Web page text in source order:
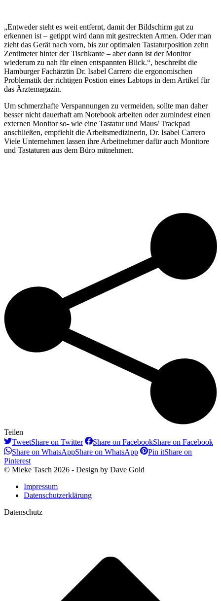
„Entweder steht es weit entfernt, damit der Bildschirm gut zu
erkennen ist – getippt wird dann mit gestreckten Armen. Oder man
zieht das Gerät nach vorn, bis zur optimalen Tastaturposition zehn
Zentimeter hinter der Tischkante – aber dann ist der Monitor
wiederum zu nah für einen entspannten Blick.“, beschreibt die
Hamburger Fachärztin Dr. Isabel Carrero die ergonomischen
Problematik der richtigen Postion eines Labtops in dem Artikel für
das Ärztemagazin.
Um schmerzhafte Verspannungen zu vermeiden, sollte man daher
besser nicht dauerhaft am Notebook arbeiten oder zumindest einen
externen Monitor so- wie eine Tastatur und Maus/ Trackpad
anschließen, empfiehlt die Arbeitsmedizinerin, Dr. Isabel Carrero
Viele Unternehmen lassen ihre Arbeitnehmer dafür auch Monitore
und Tastaturen aus dem Büro mitnehmen.
Teilen
TweetShare on Twitter Share on FacebookShare on Facebook
Share on WhatsAppShare on WhatsApp Pin itShare on
Pinterest
© Mieke Tasch 2026 - Design by Dave Gold
Impressum
Datenschutzerklärung
Datenschutz